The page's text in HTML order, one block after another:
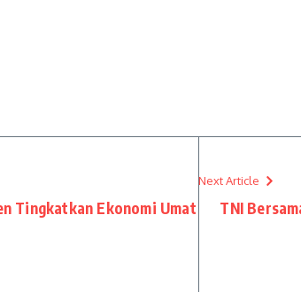
Tingkatkan Ekonomi Umat
Next Article
TNI